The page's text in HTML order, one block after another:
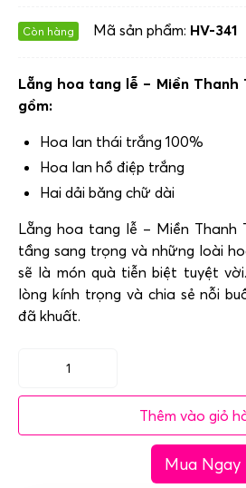
Còn hàng Mã sản phẩm: HV-341
Lẵng hoa tang lễ – Miền Thanh
gồm:
Hoa lan thái trắng 100%
Hoa lan hồ điệp trắng
Hai dải băng chữ dài
Lẵng hoa tang lễ – Miền Thanh
tầng sang trọng và những loài
sẽ là món quà tiễn biệt tuyệt
lòng kính trọng và chia sẻ nỗi
đã khuất.
Lẵng
hoa
Thêm vào giỏ
Mua Ngay